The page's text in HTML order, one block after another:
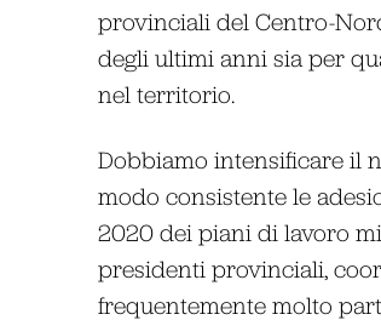
provinciali del Centro-
degli ultimi anni sia per
nel territorio.
Dobbiamo intensificare il
modo consistente le
2020 dei piani di lavoro
presidenti provinciali,
frequentemente molto